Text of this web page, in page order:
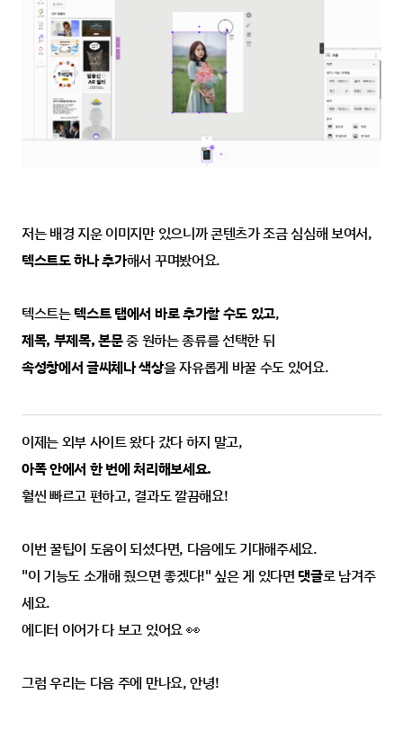
저는 배경 지운 이미지만 있으니까 콘텐츠가 조금 심심해 보여서,
텍스트도 하나 추가해서 꾸며봤어요.
텍스트는 텍스트 탭에서 바로 추가할 수도 있고,
제목, 부제목, 본문 중 원하는 종류를 선택한 뒤
속성창에서 글씨체나 색상을 자유롭게 바꿀 수도 있어요.
이제는 외부 사이트 왔다 갔다 하지 말고,
아폭 안에서 한 번에 처리해보세요.
훨씬 빠르고 편하고, 결과도 깔끔해요!
이번 꿀팁이 도움이 되셨다면, 다음에도 기대해주세요.
"이 기능도 소개해 줬으면 좋겠다!" 싶은 게 있다면 댓글로 남겨주
세요.
에디터 이어가 다 보고 있어요 👀
그럼 우리는 다음 주에 만나요, 안녕!